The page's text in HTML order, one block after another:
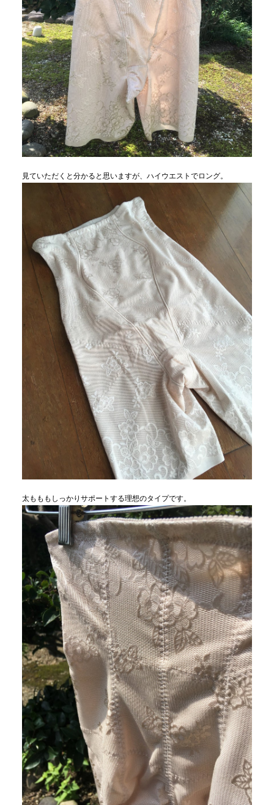
見ていただくと分かると思いますが、ハイウエストでロング。
太もももしっかりサポートする理想のタイプです。